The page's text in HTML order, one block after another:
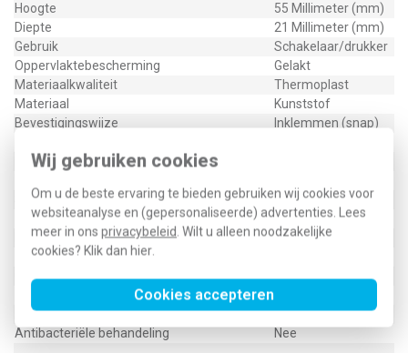
Wij gebruiken cookies
Om u de beste ervaring te bieden gebruiken wij cookies voor
websiteanalyse en (gepersonaliseerde) advertenties. Lees
meer in ons privacybeleid . Wilt u alleen noodzakelijke
cookies? Klik dan hier
Cookies accepteren
Hoogte
55 Millimeter (mm)
Diepte
21 Millimeter (mm)
Gebruik
Schakelaar/drukker
Oppervlaktebescherming
Gelakt
Materiaalkwaliteit
Thermoplast
Materiaal
Kunststof
Bevestigingswijze
Inklemmen (snap)
Controlevenster/verlicht
Slagvastheid
IK05
Met indicatieveld
Nee
Met verwisselbare lens/symbool
Nee
Uitvoering oppervlakte
Geschikt voor beschermingsgraad (IP)
IP20
Geschikt voor bussysteem-toetsaansluiting
Aftastsymbool / barrièrevrij
Nee
Antibacteriële behandeling
Nee